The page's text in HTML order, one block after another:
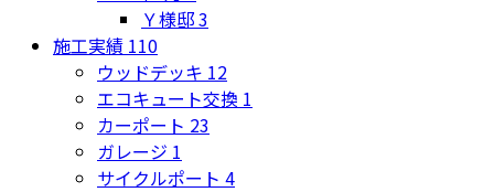
Ｙ様邸3
施工実績 110
ウッドデッキ 12
エコキュート交換 1
カーポート 23
ガレージ 1
サイクルポート 4